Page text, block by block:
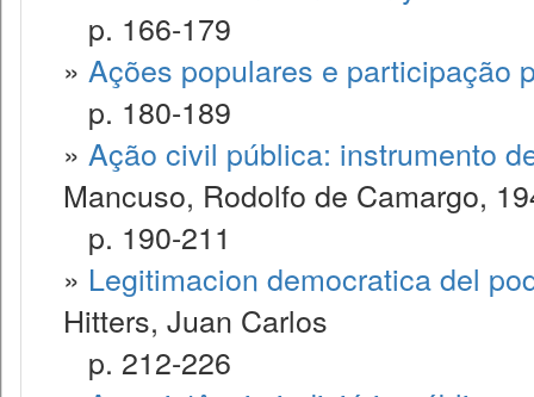
p. 166-179
» Ações populares e participação
p. 180-189
» Ação civil pública: instrumento
Mancuso, Rodolfo de Camargo,
p. 190-211
» Legitimacion democratica del
Hitters, Juan Carlos
p. 212-226